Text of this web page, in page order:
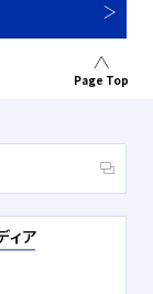
Page Top